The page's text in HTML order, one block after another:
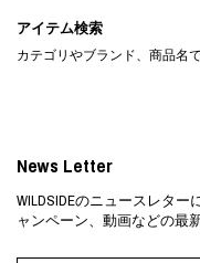
アイテム検索
カテゴリやブランド、商品名
News Letter
WILDSIDEのニュースレタ
ャンペーン、動画などの最